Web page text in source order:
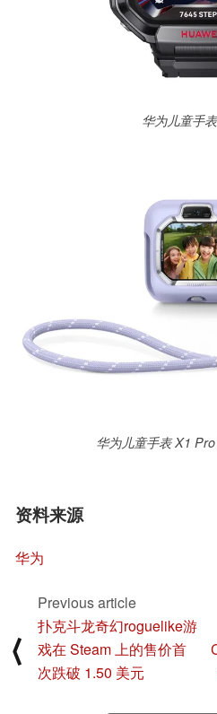
华为儿童手
华为儿童手表 X1
资料来源
华为
⟨
Previous article
扑克斗龙奇幻roguelike游
戏在 Steam 上的售价首
次跌破 1.50 美元